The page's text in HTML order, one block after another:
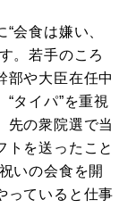
会食は嫌い、
。若手のころ
部や大臣在任中
タイパ”を重視
先の衆院選で当
トを送ったこと
いの会食を開
っていると仕事